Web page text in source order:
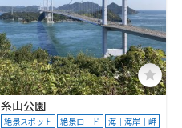
糸山公園
絶景スポット 絶景ロード
海｜海岸｜岬